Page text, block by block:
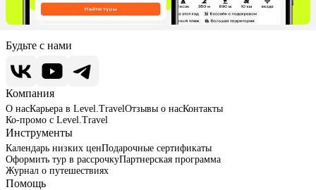
Будьте с нами
Компания
О насКарьера в Level.TravelОтзывы о насКонтакты
Ко-промо с Level.Travel
Инструменты
Календарь низких ценПодарочные сертификаты
Оформить тур в рассрочкуПартнерская программа
Журнал о путешествиях
Помощь